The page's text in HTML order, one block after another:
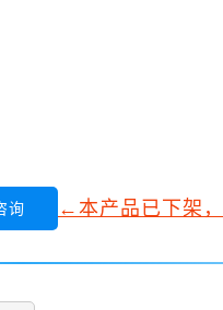
询 ←本产品已下架